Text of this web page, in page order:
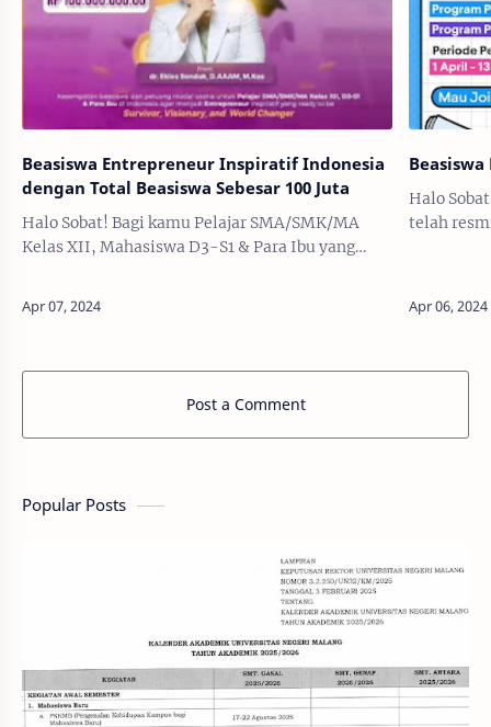
Beasiswa Entrepreneur Inspiratif Indonesia
dengan Total Beasiswa Sebesar 100 Juta
Halo Sobat! Bagi kamu Pelajar SMA/SMK/MA
Kelas XII, Mahasiswa D3-S1 & Para Ibu yang
Beasiswa
Halo
telah
Post a Comment
Popular Posts